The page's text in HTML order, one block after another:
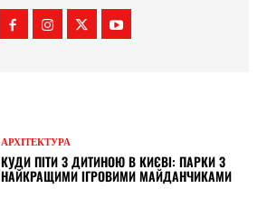
АРХІТЕКТУРА
КУДИ ПІТИ З ДИТИНОЮ В КИЄВІ: ПАРКИ З
НАЙКРАЩИМИ ІГРОВИМИ МАЙДАНЧИКАМИ